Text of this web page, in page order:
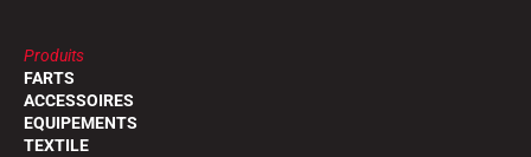
Produits
FARTS
ACCESSOIRES
EQUIPEMENTS
TEXTILE